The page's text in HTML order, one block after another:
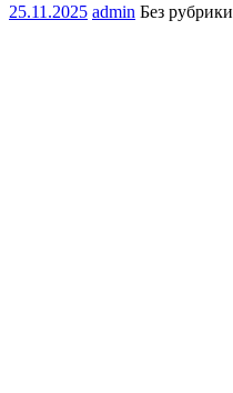
25.11.2025 admin Без рубрики